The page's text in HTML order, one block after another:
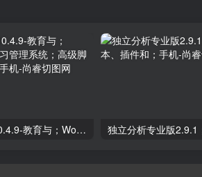
学校管理v10.4.9-教育与；WordPress学习管理系统；高级脚本、插件和；手机